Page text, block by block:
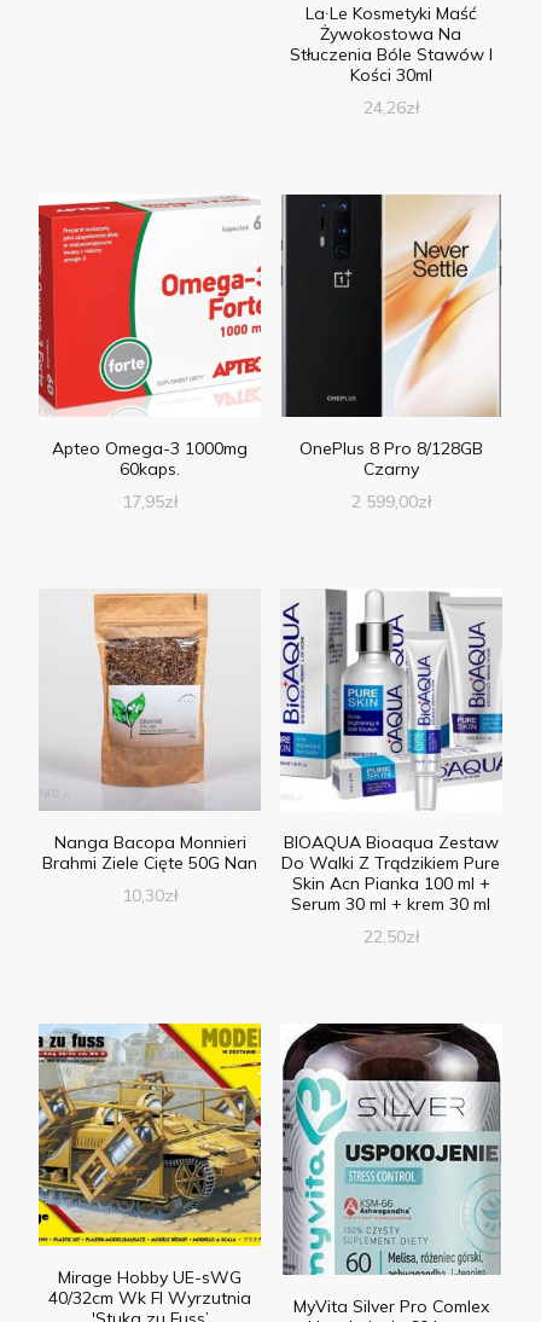
La∙Le Kosmetyki Maść
Żywokostowa Na
Stłuczenia Bóle Stawów I
Kości 30ml
24,26zł
Apteo Omega-3 1000mg
60kaps.
17,95zł
OnePlus 8 Pro 8/128GB
Czarny
2 599,00zł
Nanga Bacopa Monnieri
Brahmi Ziele Cięte 50G Nan
10,30zł
BIOAQUA Bioaqua Zestaw
Do Walki Z Trądzikiem Pure
Skin Acn Pianka 100 ml +
Serum 30 ml + krem 30 ml
22,50zł
Mirage Hobby UE-sWG
40/32cm Wk Fl Wyrzutnia
MyVita Silver Pro Comlex